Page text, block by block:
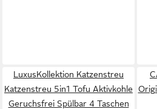
LuxusKollektion Katzenstreu
Katzenstreu 5in1 Tofu Aktivkohle
Geruchsfrei Spülbar 4 Taschen